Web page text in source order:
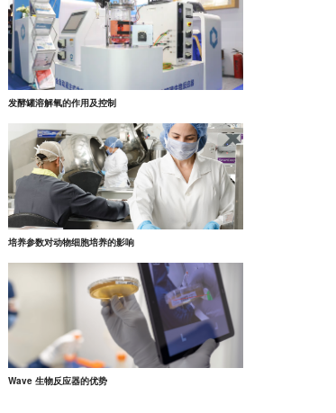
发酵罐溶解氧的作用及控制
培养参数对动物细胞培养的影响
Wave 生物反应器的优势